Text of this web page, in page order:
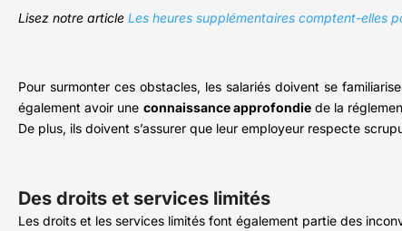
Lisez notre article Les heures supplémentaires comptent-elles
Pour surmonter ces obstacles, les salariés doivent se
également avoir une connaissance approfondiede la
De plus, ils doivent s’assurer que leur employeur respecte
Des droits et services limités
Les droits et les services limités font également partie des